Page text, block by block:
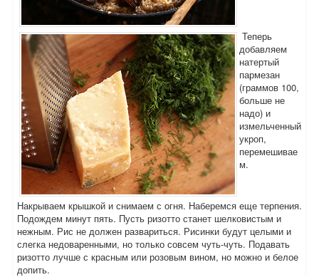
Теперь
добавляем
натертый
пармезан
(граммов 100,
больше не
надо) и
измельченный
укроп,
перемешивае
м.
Накрываем крышкой и снимаем с огня. Наберемся еще терпения.
Подождем минут пять. Пусть ризотто станет шелковистым и
нежным. Рис не должен развариться. Рисинки будут целыми и
слегка недоваренными, но только совсем чуть-чуть. Подавать
ризотто лучше с красным или розовым вином, но можно и белое
допить.